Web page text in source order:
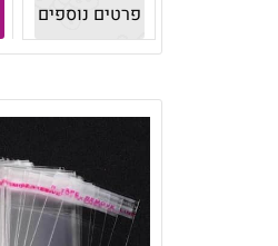
פרטים נוספים